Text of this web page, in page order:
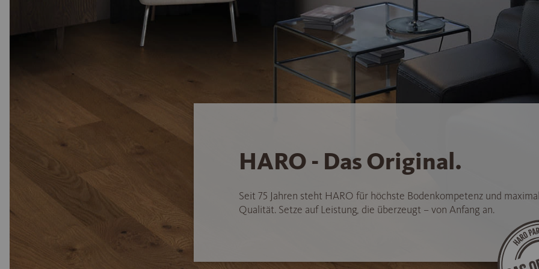
HARO - Das Original.
Seit 75 Jahren steht HARO für höchste Bodenkompetenz und
Qualität. Setze auf Leistung, die überzeugt – von Anfang an.